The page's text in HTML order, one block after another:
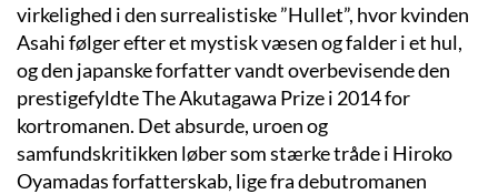
virkelighed i den surrealistiske ”Hullet”, hvor kvinden
Asahi følger efter et mystisk væsen og falder i et hul,
og den japanske forfatter vandt overbevisende den
prestigefyldte The Akutagawa Prize i 2014 for
kortromanen. Det absurde, uroen og
samfundskritikken løber som stærke tråde i Hiroko
Oyamadas forfatterskab, lige fra debutromanen